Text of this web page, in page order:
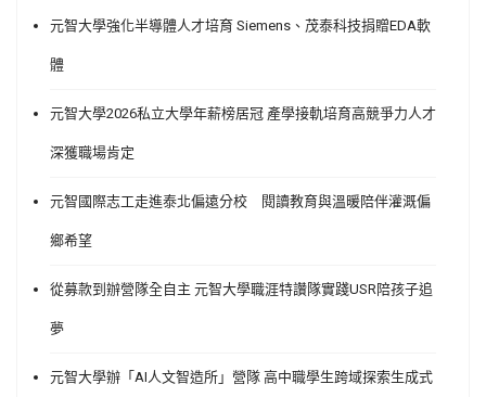
元智大學強化半導體人才培育 Siemens、茂泰科技捐贈EDA軟
體
元智大學2026私立大學年薪榜居冠 產學接軌培育高競爭力人才
深獲職場肯定
元智國際志工走進泰北偏遠分校 閱讀教育與溫暖陪伴灌溉偏
鄉希望
從募款到辦營隊全自主 元智大學職涯特讚隊實踐USR陪孩子追
夢
元智大學辦「AI人文智造所」營隊 高中職學生跨域探索生成式